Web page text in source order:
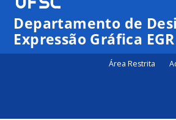
Departamento de
Expressão Gráfica EGR
Área Restrita